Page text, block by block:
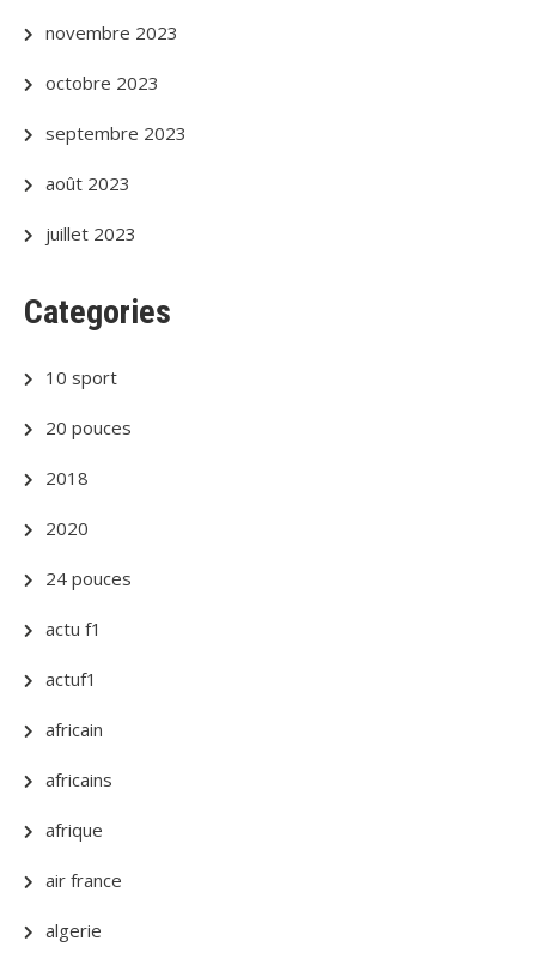
novembre 2023
octobre 2023
septembre 2023
août 2023
juillet 2023
Categories
10 sport
20 pouces
2018
2020
24 pouces
actu f1
actuf1
africain
africains
afrique
air france
algerie